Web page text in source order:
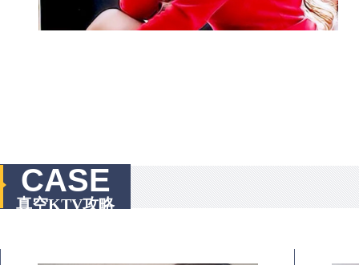
CASE
真空KTV攻略